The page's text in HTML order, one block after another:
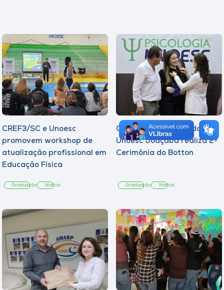
CREF3/SC e Unoesc
promovem workshop de
atualização profissional em
Educação Física
Graduação Notícia
Curso de Psicologia da
Unoesc Joaçaba realiza 2ª
Cerimônia do Botton
Graduação Notícia